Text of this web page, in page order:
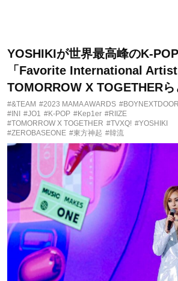
YOSHIKIが世界最高峰のK-
「Favorite International Artist
TOMORROW X TOGETHERら
#&TEAM #2023 MAMA AWARDS #BOYNEXTDOOR
#INI
#JO1 #K-POP #Kep1er #RIIZE
#TOMORROW X TOGETHER #TVXQ! #YOSHIKI
#ZEROBASEONE #東方神起 #韓流